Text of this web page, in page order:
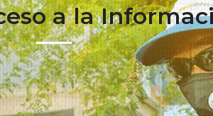
a la